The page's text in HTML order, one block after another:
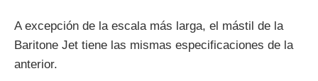
A excepción de la escala más larga, el mástil de la
Baritone Jet tiene las mismas especificaciones de la
anterior.